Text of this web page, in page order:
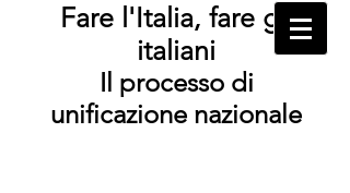
Fare l'Italia, fare gli
italiani
Il processo di
unificazione nazionale